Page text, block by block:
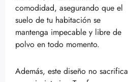
comodidad, asegurando que el
suelo de tu habitación se
mantenga impecable y libre de
polvo en todo momento.
Además, este diseño no sacrifica